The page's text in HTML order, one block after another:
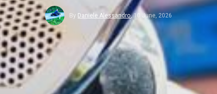
By Daniele Alessandro,10 June, 2026